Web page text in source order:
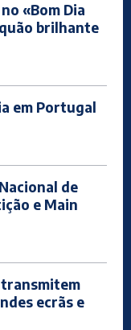
«Bom Dia
brilhante
em Portugal
de
e Main
transmitem
ecrãs e